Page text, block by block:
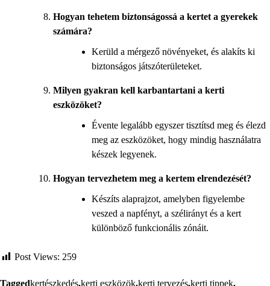
Hogyan tehetem biztonságossá a kertet a gyerekek
számára?
Kerüld a mérgező növényeket, és alakíts ki
biztonságos játszóterületeket.
Milyen gyakran kell karbantartani a kerti
eszközöket?
Évente legalább egyszer tisztítsd meg és élezd
meg az eszközöket, hogy mindig használatra
készek legyenek.
Hogyan tervezhetem meg a kertem elrendezését?
Készíts alaprajzot, amelyben figyelembe
veszed a napfényt, a szélirányt és a kert
különböző funkcionális zónáit.
Post Views: 259
Taggedkertészkedés,kerti eszközök,kerti tervezés,kerti tippek,